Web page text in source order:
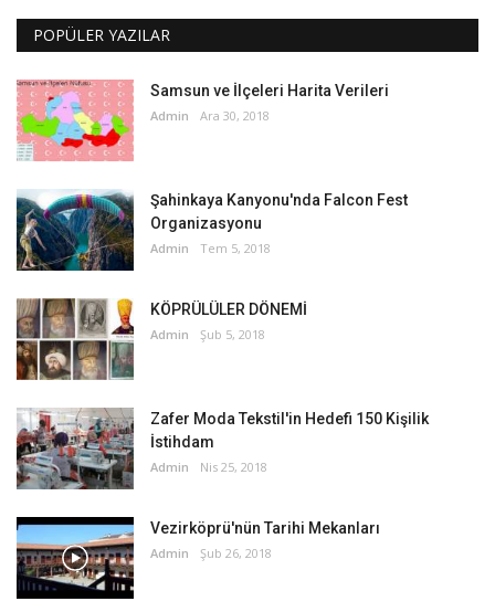
POPÜLER YAZILAR
Samsun ve İlçeleri Harita Verileri
Admin Ara 30, 2018
Şahinkaya Kanyonu'nda Falcon Fest
Organizasyonu
Admin Tem 5, 2018
KÖPRÜLÜLER DÖNEMİ
Admin Şub 5, 2018
Zafer Moda Tekstil'in Hedefi 150 Kişilik
İstihdam
Admin Nis 25, 2018
Vezirköprü'nün Tarihi Mekanları
Admin Şub 26, 2018